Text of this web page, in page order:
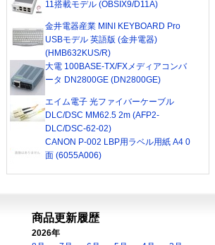
11搭載モデル (OBSIX9/D11A)
金井電器産業 MINI KEYBOARD Pro
USBモデル 英語版 (金井電器)
(HMB632KUS/R)
大電 100BASE-TX/FXメディアコンバ
ータ DN2800GE (DN2800GE)
エイム電子 光ファイバーケーブル
DLC/DSC MM62.5 2m (AFP2-
DLC/DSC-62-02)
CANON P-002 LBP用ラベル用紙 A4 0
面 (6055A006)
商品更新履歴
2026年